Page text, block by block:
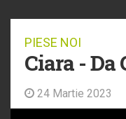
PIESE NOI
Ciara - Da
24 Martie 2023